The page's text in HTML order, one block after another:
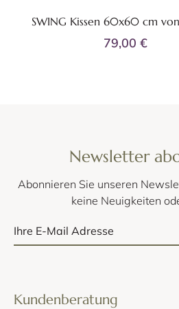
SWING Kissen 60x60 cm
79,00 €
Newsletter
Abonnieren Sie unseren
keine Neuigkeiten
Kundenberatung